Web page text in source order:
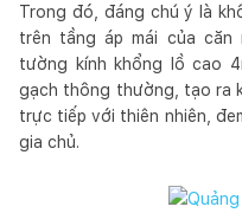
Trong đó, đáng chú ý là
trên tầng áp mái của căn
tường kính khổng lồ cao
gạch thông thường, tạo ra
trực tiếp với thiên nhiên,
gia chủ.